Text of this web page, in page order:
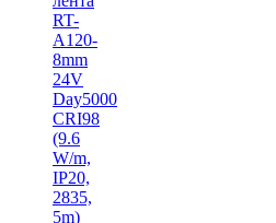
RT-
A120-
8mm
24V
Day5000
CRI98
(9.6
W/m,
IP20,
2835,
5m)